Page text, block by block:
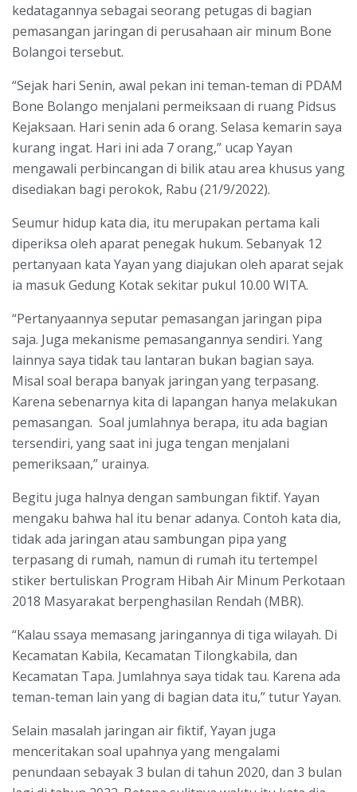
kedatagannya sebagai seorang petugas di bagian
pemasangan jaringan di perusahaan air minum Bone
Bolangoi tersebut.
“Sejak hari Senin, awal pekan ini teman-teman di PDAM
Bone Bolango menjalani permeiksaan di ruang Pidsus
Kejaksaan. Hari senin ada 6 orang. Selasa kemarin saya
kurang ingat. Hari ini ada 7 orang,” ucap Yayan
mengawali perbincangan di bilik atau area khusus yang
disediakan bagi perokok, Rabu (21/9/2022).
Seumur hidup kata dia, itu merupakan pertama kali
diperiksa oleh aparat penegak hukum. Sebanyak 12
pertanyaan kata Yayan yang diajukan oleh aparat sejak
ia masuk Gedung Kotak sekitar pukul 10.00 WITA.
“Pertanyaannya seputar pemasangan jaringan pipa
saja. Juga mekanisme pemasangannya sendiri. Yang
lainnya saya tidak tau lantaran bukan bagian saya.
Misal soal berapa banyak jaringan yang terpasang.
Karena sebenarnya kita di lapangan hanya melakukan
pemasangan. Soal jumlahnya berapa, itu ada bagian
tersendiri, yang saat ini juga tengan menjalani
pemeriksaan,” urainya.
Begitu juga halnya dengan sambungan fiktif. Yayan
mengaku bahwa hal itu benar adanya. Contoh kata dia,
tidak ada jaringan atau sambungan pipa yang
terpasang di rumah, namun di rumah itu tertempel
stiker bertuliskan Program Hibah Air Minum Perkotaan
2018 Masyarakat berpenghasilan Rendah (MBR).
“Kalau ssaya memasang jaringannya di tiga wilayah. Di
Kecamatan Kabila, Kecamatan Tilongkabila, dan
Kecamatan Tapa. Jumlahnya saya tidak tau. Karena ada
teman-teman lain yang di bagian data itu,” tutur Yayan.
Selain masalah jaringan air fiktif, Yayan juga
menceritakan soal upahnya yang mengalami
penundaan sebayak 3 bulan di tahun 2020, dan 3 bulan